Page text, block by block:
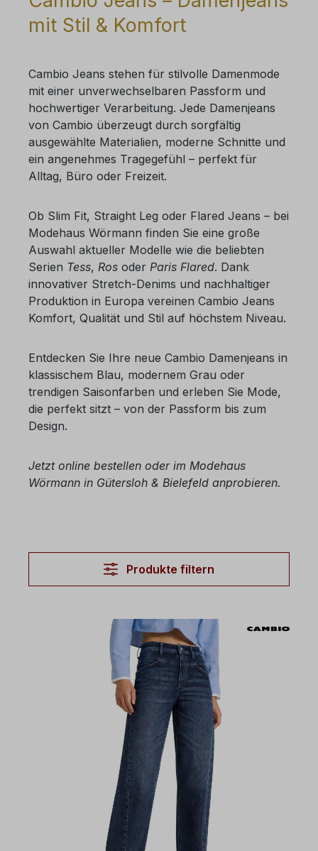
mit Stil & Komfort
Cambio Jeans stehen für stilvolle Damenmode
mit einer unverwechselbaren Passform und
hochwertiger Verarbeitung. Jede Damenjeans
von Cambio überzeugt durch sorgfältig
ausgewählte Materialien, moderne Schnitte und
ein angenehmes Tragegefühl – perfekt für
Alltag, Büro oder Freizeit.
Ob Slim Fit, Straight Leg oder Flared Jeans – bei
Modehaus Wörmann finden Sie eine große
Auswahl aktueller Modelle wie die beliebten
Serien Tess, Ros oder Paris Flared. Dank
innovativer Stretch-Denims und nachhaltiger
Produktion in Europa vereinen Cambio Jeans
Komfort, Qualität und Stil auf höchstem Niveau.
Entdecken Sie Ihre neue Cambio Damenjeans in
klassischem Blau, modernem Grau oder
trendigen Saisonfarben und erleben Sie Mode,
die perfekt sitzt – von der Passform bis zum
Design.
Jetzt online bestellen oder im Modehaus
Wörmann in Gütersloh & Bielefeld anprobieren.
Produkte filtern